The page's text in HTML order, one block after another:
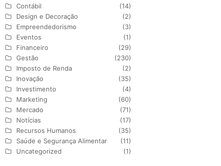
Contábil
(14)
Design e Decoração
(2)
Empreendedorismo
(3)
Eventos
(1)
Financeiro
(29)
Gestão
(230)
Imposto de Renda
(2)
Inovação
(35)
Investimento
(4)
Marketing
(60)
Mercado
(71)
Notícias
(17)
Recursos Humanos
(35)
Saúde e Segurança Alimentar
(11)
Uncategorized
(1)